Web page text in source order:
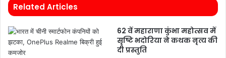
Related Articles
62 वें महाराणा कुंभा महोत्सव में
सृष्टि भदोरिया ने कथक नृत्य की
दी प्रस्तुति